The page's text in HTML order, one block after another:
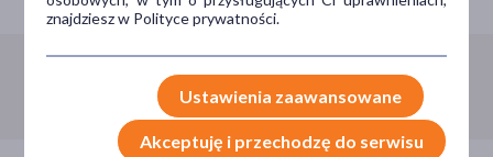
Infolinia:800 110 110
znajdziesz w Polityce prywatności.
Ustawienia zaawansowane
Akceptuję i przechodzę do serwisu